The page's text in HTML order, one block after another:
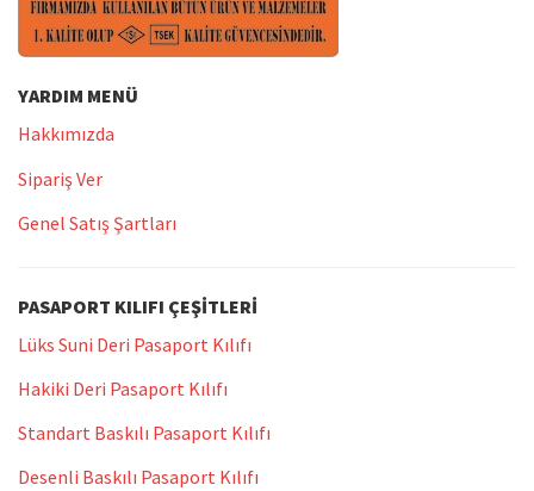
YARDIM MENÜ
Hakkımızda
Sipariş Ver
Genel Satış Şartları
PASAPORT KILIFI ÇEŞITLERI
Lüks Suni Deri Pasaport Kılıfı
Hakiki Deri Pasaport Kılıfı
Standart Baskılı Pasaport Kılıfı
Desenli Baskılı Pasaport Kılıfı